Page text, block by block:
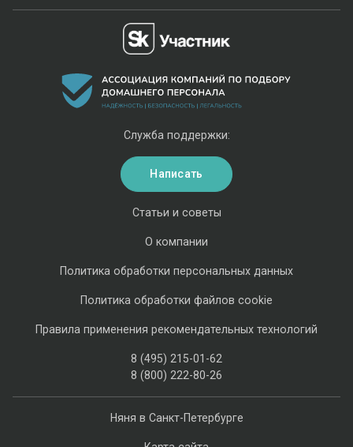
Няня в Санкт-Петербурге
Статьи и советы
О компании
Политика обработки персональных данных
Политика обработки файлов cookie
Правила применения рекомендательных технологий
8 (495) 215-01-62
8 (800) 222-80-26
Служба поддержки:
Написать